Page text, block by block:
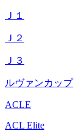
Ｊ１
Ｊ２
Ｊ３
ルヴァンカップ
ACLE
ACL Elite